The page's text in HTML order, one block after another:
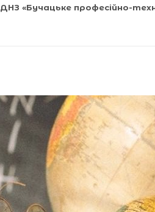
ДНЗ «Бучацьке професійно-